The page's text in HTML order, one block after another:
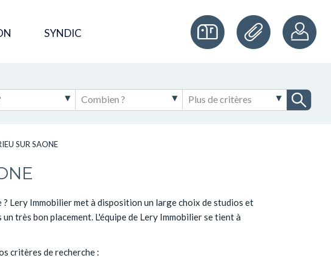
SYNDIC
SUR SAONE
? Lery Immobilier met à disposition un large choix de studios et
très bon placement. L'équipe de Lery Immobilier se tient à
critères de recherche :